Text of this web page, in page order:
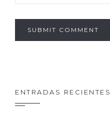
ENTRADAS RECIENTES